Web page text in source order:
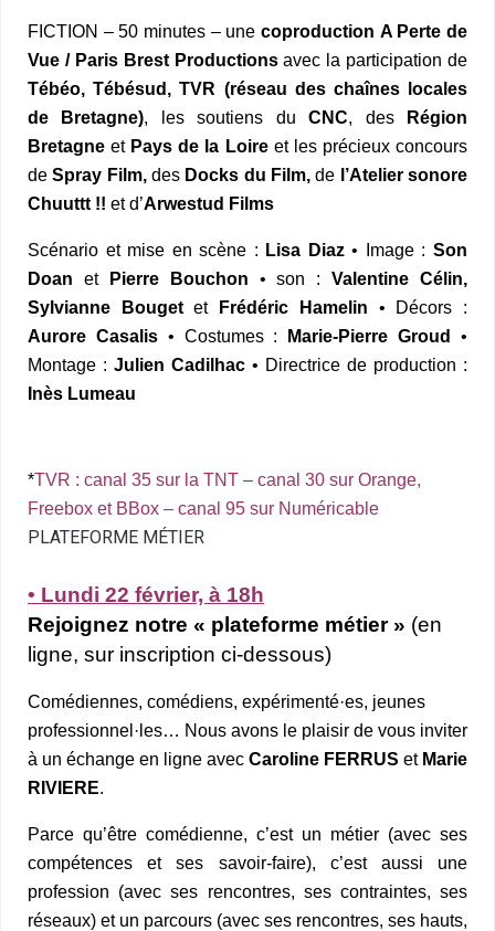
FICTION – 50 minutes – une coproduction A Perte de
Vue / Paris Brest Productionsavec la participation de
Tébéo, Tébésud, TVR (réseau des chaînes locales
de Bretagne), les soutiens duCNC, des
Région
Bretagne et Pays de la Loireet les précieux concours
deSpray Film,des Docks du Film,de l’Atelier sonore
Chuuttt !! et d’Arwestud Films
Scénario et mise en scène : Lisa Diaz• Image :Son
Doan et Pierre Bouchon • son :Valentine Célin,
Sylvianne Bougetet Frédéric Hamelin • Décors :
Aurore Casalis• Costumes : Marie-Pierre Groud
•
Montage : Julien Cadilhac • Directrice de production :
Inès Lumeau
*TVR : canal 35 sur la TNT – canal 30 sur Orange,
Freebox et BBox – canal 95 sur Numéricable
PLATEFORME MÉTIER
• Lundi 22 février, à 18h
Rejoignez notre « plateforme métier » (en
ligne, sur inscription ci-dessous)
Comédiennes, comédiens, expérimenté·es, jeunes
professionnel·les… Nous avons le plaisir de vous inviter
à un échange en ligne avec Caroline FERRUS et Marie
RIVIERE.
Parce qu’être comédienne, c’est un métier (avec ses
compétences et ses savoir-faire), c’est aussi une
profession (avec ses rencontres, ses contraintes, ses
réseaux) et un parcours (avec ses rencontres, ses hauts,